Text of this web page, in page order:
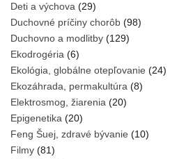
Deti a výchova (29)
Duchovné príčiny chorôb (98)
Duchovno a modlitby (129)
Ekodrogéria (6)
Ekológia, globálne otepľovanie (24)
Ekozáhrada, permakultúra (8)
Elektrosmog, žiarenia (20)
Epigenetika (20)
Feng Šuej, zdravé bývanie (10)
Filmy (81)